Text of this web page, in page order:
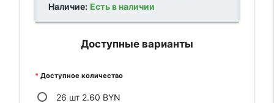
Наличие: Есть в наличии
Доступные варианты
Доступное количество
26 шт 2.60 BYN